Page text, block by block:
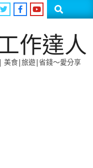
Search
作達人
美食|旅遊|省錢～愛分享